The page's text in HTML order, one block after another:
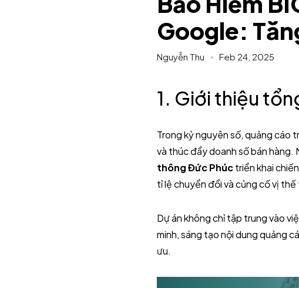
Google:
Nguyễn Thu Feb 24, 2025
1. Giới thiệu
Trong kỷ nguyên số, quảng cáo
và thúc đẩy doanh số bán hàng.
thông Đức Phúctriển khai
tỉ lệ chuyển đổi và củng cố vị
Dự án không chỉ tập trung vào
minh, sáng tạo nội dung quảng
ưu.